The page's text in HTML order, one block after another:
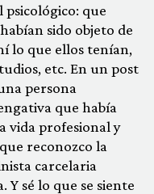
que
sido objeto de
lo que ellos tenían,
etc. En un post
persona
que había
vida profesional y
reconozco la
carcelaria
Y sé lo que se siente